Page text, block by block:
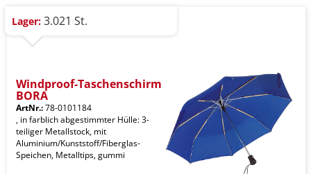
Lager: 3.021 St.
Windproof-Taschenschirm
BORA
ArtNr.:78-0101184
, in farblich abgestimmter Hülle: 3-
teiliger Metallstock, mit
Aluminium/Kunststoff/Fiberglas-
Speichen, Metalltips, gummi